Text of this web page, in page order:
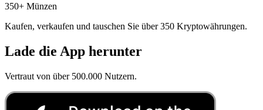
350+ Münzen
Kaufen, verkaufen und tauschen Sie über 350 Kryptowährungen.
Lade die App herunter
Vertraut von über 500.000 Nutzern.